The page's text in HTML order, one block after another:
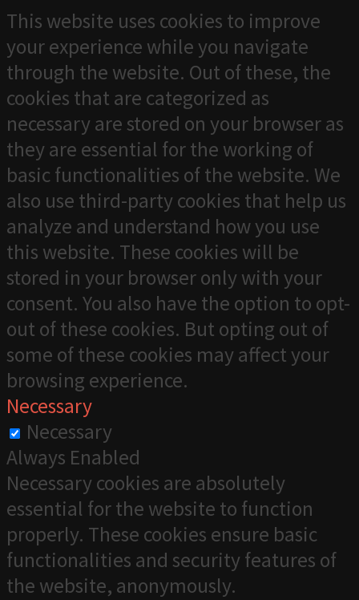
This website uses cookies to improve
your experience while you navigate
through the website. Out of these, the
cookies that are categorized as
necessary are stored on your browser as
they are essential for the working of
basic functionalities of the website. We
also use third-party cookies that help us
analyze and understand how you use
this website. These cookies will be
stored in your browser only with your
consent. You also have the option to opt-
out of these cookies. But opting out of
some of these cookies may affect your
browsing experience.
Necessary
Necessary
Always Enabled
Necessary cookies are absolutely
essential for the website to function
properly. These cookies ensure basic
functionalities and security features of
the website, anonymously.